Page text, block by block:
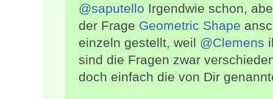
@saputello Irgendwie schon,
der Frage Geometric Shape
einzeln gestellt, weil @Clemens
sind die Fragen zwar
doch einfach die von Dir